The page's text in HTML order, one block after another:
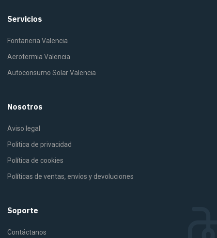
Servicios
Fontaneria Valencia
Aerotermia Valencia
Autoconsumo Solar Valencia
Nosotros
Aviso legal
Politica de privacidad
Política de cookies
Políticas de ventas, envíos y devoluciones
Soporte
Contáctanos